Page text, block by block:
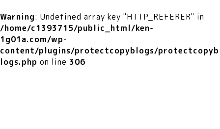
Warning: Undefined array key "HTTP_REFERER" in
/home/c1393715/public_html/ken-
1g01a.com/wp-
content/plugins/protectcopyblogs/protectcopyb
logs.php on line 306